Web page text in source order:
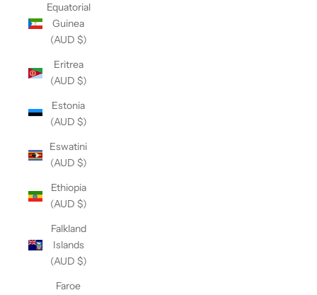
Equatorial
Guinea
(AUD $)
Eritrea
(AUD $)
Estonia
(AUD $)
Eswatini
(AUD $)
Ethiopia
(AUD $)
Falkland
Islands
(AUD $)
Faroe